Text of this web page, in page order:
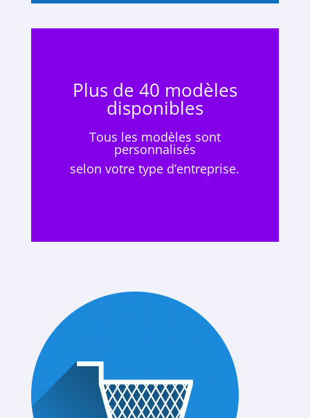
Plus de 40 modèles
disponibles
Tous les modèles sont
personnalisés
selon votre type d’entreprise.